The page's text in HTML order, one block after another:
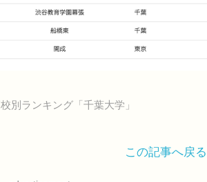
別ランキング「千葉大学」
この記事へ戻る